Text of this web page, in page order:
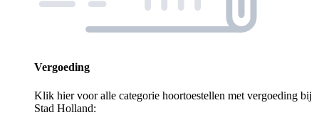
Vergoeding
Klik hier voor alle categorie hoortoestellen met vergoeding bij
Stad Holland: